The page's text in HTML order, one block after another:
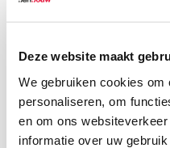
Deze website maakt
We gebruiken cookies
personaliseren, om
en om ons
informatie over uw